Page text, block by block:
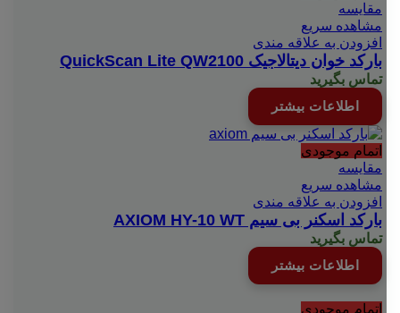
مقایسه
مشاهده سریع
افزودن به علاقه مندی
بارکد خوان دیتالاجیک QuickScan Lite QW2100
تماس بگیرید
اطلاعات بیشتر
اتمام موجودی
مقایسه
مشاهده سریع
افزودن به علاقه مندی
بارکد اسکنر بی سیم AXIOM HY-10 WT
تماس بگیرید
اطلاعات بیشتر
اتمام موجودی